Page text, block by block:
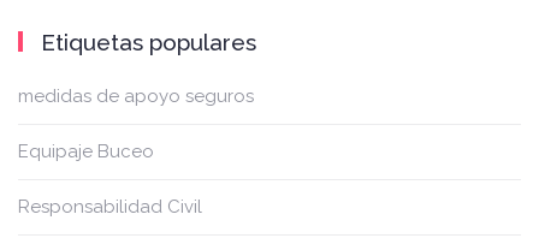
Etiquetas populares
medidas de apoyo seguros
Equipaje Buceo
Responsabilidad Civil